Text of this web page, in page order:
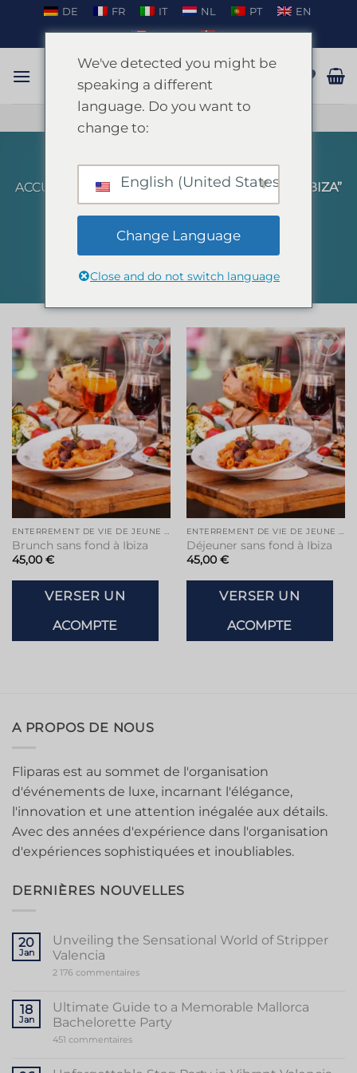
contenu
DE FR IT NL PT
EN
EN_US
DA
PARLER SUR WHATSAPP
ACCUEIL
PRODUITS IDENTIFIÉS “BRUNCH IBIZA”
FILTRER
Ajouter
à la liste
de
souhaits
Brunch sans fond à Ibiza
45,00 €
VERSER UN
ACOMPTE
Ajouter
à la liste
de
souhaits
Déjeuner sans fond à Ibiza
45,00 €
VERSER UN
ACOMPTE
A PROPOS DE NOUS
Fliparas est au sommet de l'organisation
d'événements de luxe, incarnant l'élégance,
l'innovation et une attention inégalée aux détails.
Avec des années d'expérience dans l'organisation
d'expériences sophistiquées et inoubliables.
DERNIÈRES NOUVELLES
20
Jan
Unveiling the Sensational World of Stripper
Valencia
2 176 commentairessur
Sensational
World
of
18
Jan
Ultimate Guide to a Memorable Mallorca
Bachelorette Party
451 commentairessur
to
We've detected you might be
speaking a different
language. Do you want to
change to:
English (United States)
Change Language
Close and do not switch language